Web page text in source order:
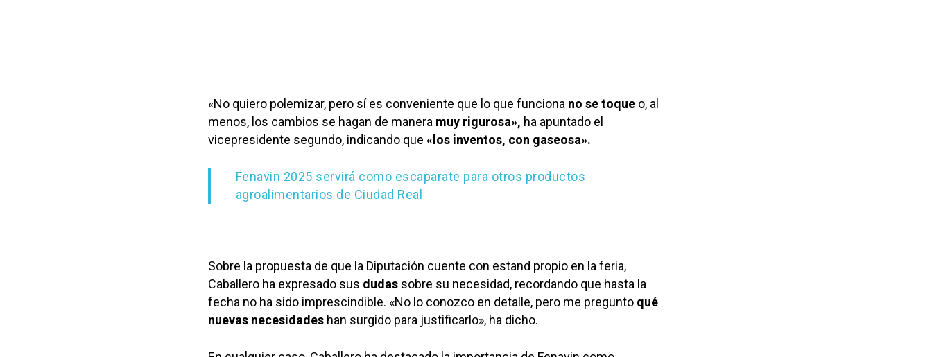
«No quiero polemizar, pero sí es conveniente que lo que funciona no se toque o, al
menos, los cambios se hagan de manera muy rigurosa», ha apuntado el
vicepresidente segundo, indicando que «los inventos, con gaseosa».
Fenavin 2025 servirá como escaparate para otros productos
agroalimentarios de Ciudad Real
Sobre la propuesta de que la Diputación cuente con estand propio en la feria,
Caballero ha expresado sus dudas sobre su necesidad, recordando que hasta la
fecha no ha sido imprescindible. «No lo conozco en detalle, pero me pregunto qué
nuevas necesidades han surgido para justificarlo», ha dicho.